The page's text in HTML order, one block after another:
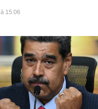
15:06